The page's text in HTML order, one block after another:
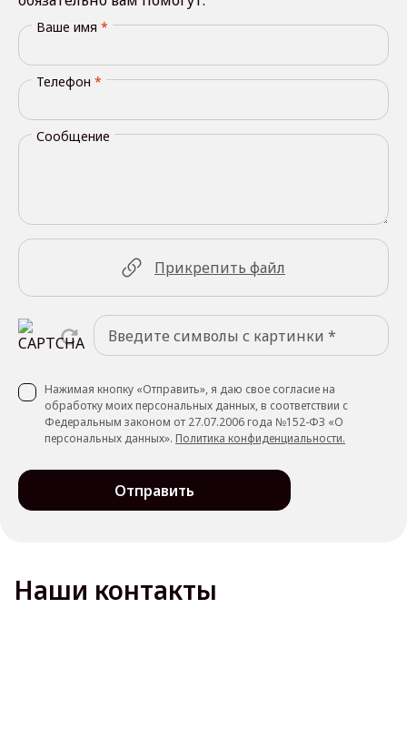
Ваше имя *
Телефон *
Сообщение
Прикрепить файл
Нажимая кнопку «Отправить», я даю свое согласие на
обработку моих персональных данных, в соответствии с
Федеральным законом от 27.07.2006 года №152-ФЗ «О
персональных данных». Политика конфиденциальности.
Отправить
Наши контакты